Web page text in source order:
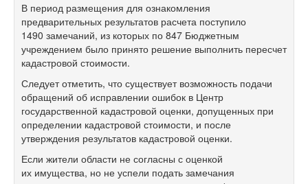
В период размещения для ознакомления
предварительных результатов расчета поступило
1490 замечаний, из которых по 847 Бюджетным
учреждением было принято решение выполнить пересчет
кадастровой стоимости.
Следует отметить, что существует возможность подачи
обращений об исправлении ошибок в Центр
государственной кадастровой оценки, допущенных при
определении кадастровой стоимости, и после
утверждения результатов кадастровой оценки.
Если жители области не согласны с оценкой
их имущества, но не успели подать замечания